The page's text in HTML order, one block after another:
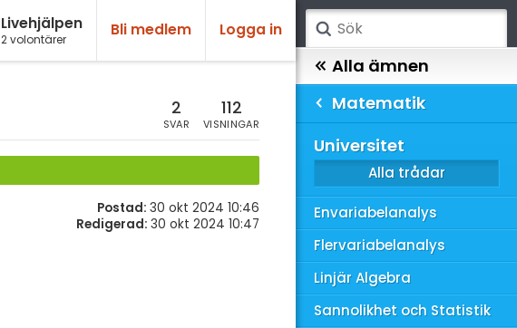
Live­hjälpen
2volontärer
Bli medlem Logga in
2
SVAR
112
VISNINGAR
Postad: 30 okt 2024 10:46
Redigerad: 30 okt 2024 10:47
Matematik
Alla ämnen
Matematik
Alla trådar
Årskurs 8
Matematik
Universitet
Alla trådar
Envariabelanalys
Flervariabelanalys
Linjär Algebra
Sannolikhet och Statistik
Kemi
Biologi
Teknik & Bygg